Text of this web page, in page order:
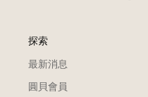
探索
最新消息
圓貝會員